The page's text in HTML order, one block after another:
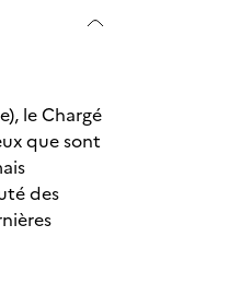
le Chargé
que sont
des